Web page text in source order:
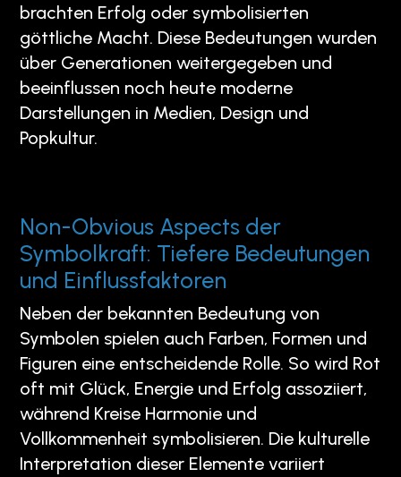
brachten Erfolg oder symbolisierten
göttliche Macht. Diese Bedeutungen wurden
über Generationen weitergegeben und
beeinflussen noch heute moderne
Darstellungen in Medien, Design und
Popkultur.
Non-Obvious Aspects der
Symbolkraft: Tiefere Bedeutungen
und Einflussfaktoren
Neben der bekannten Bedeutung von
Symbolen spielen auch Farben, Formen und
Figuren eine entscheidende Rolle. So wird Rot
oft mit Glück, Energie und Erfolg assoziiert,
während Kreise Harmonie und
Vollkommenheit symbolisieren. Die kulturelle
Interpretation dieser Elemente variiert